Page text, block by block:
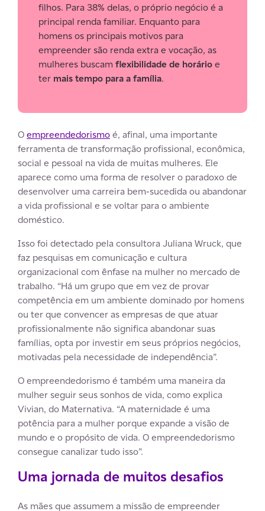
filhos. Para 38% delas, o próprio negócio é a
principal renda familiar. Enquanto para
homens os principais motivos para
empreender são renda extra e vocação, as
mulheres buscamflexibilidade de horárioe
ter mais tempo para a família.
Oempreendedorismoé, afinal, uma importante
ferramenta de transformação profissional, econômica,
social e pessoal na vida de muitas mulheres. Ele
aparece como uma forma de resolver o paradoxo de
desenvolver uma carreira bem-sucedida ou abandonar
a vida profissional e se voltar para o ambiente
doméstico.
Isso foi detectado pela consultora Juliana Wruck, que
faz pesquisas em comunicação e cultura
organizacional com ênfase na mulher no mercado de
trabalho. “Há um grupo que em vez de provar
competência em um ambiente dominado por homens
ou ter que convencer as empresas de que atuar
profissionalmente não significa abandonar suas
famílias, opta por investir em seus próprios negócios,
motivadas pela necessidade de independência”.
O empreendedorismo é também uma maneira da
mulher seguir seus sonhos de vida, como explica
Vivian, do Maternativa. “A maternidade é uma
potência para a mulher porque expande a visão de
mundo e o propósito de vida. O empreendedorismo
consegue canalizar tudo isso”.
Uma jornada de muitos desafios
As mães que assumem a missão de empreender